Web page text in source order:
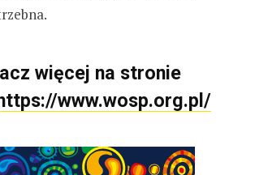
więcej na stronie
https://www.wosp.org.pl/